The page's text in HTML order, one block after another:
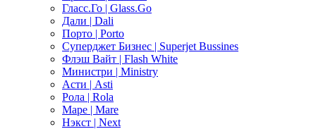
Гласс.Го | Glass.Go
Дали | Dali
Порто | Porto
Суперджет Бизнес | Superjet Bussines
Флэш Вайт | Flash White
Министри | Ministry
Асти | Asti
Рола | Rola
Маре | Mare
Нэкст | Next